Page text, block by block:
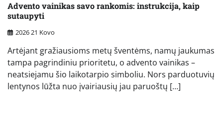
Advento vainikas savo rankomis: instrukcija, kaip
sutaupyti
2026 21 Kovo
Artėjant gražiausioms metų šventėms, namų jaukumas
tampa pagrindiniu prioritetu, o advento vainikas –
neatsiejamu šio laikotarpio simboliu. Nors parduotuvių
lentynos lūžta nuo įvairiausių jau paruoštų […]